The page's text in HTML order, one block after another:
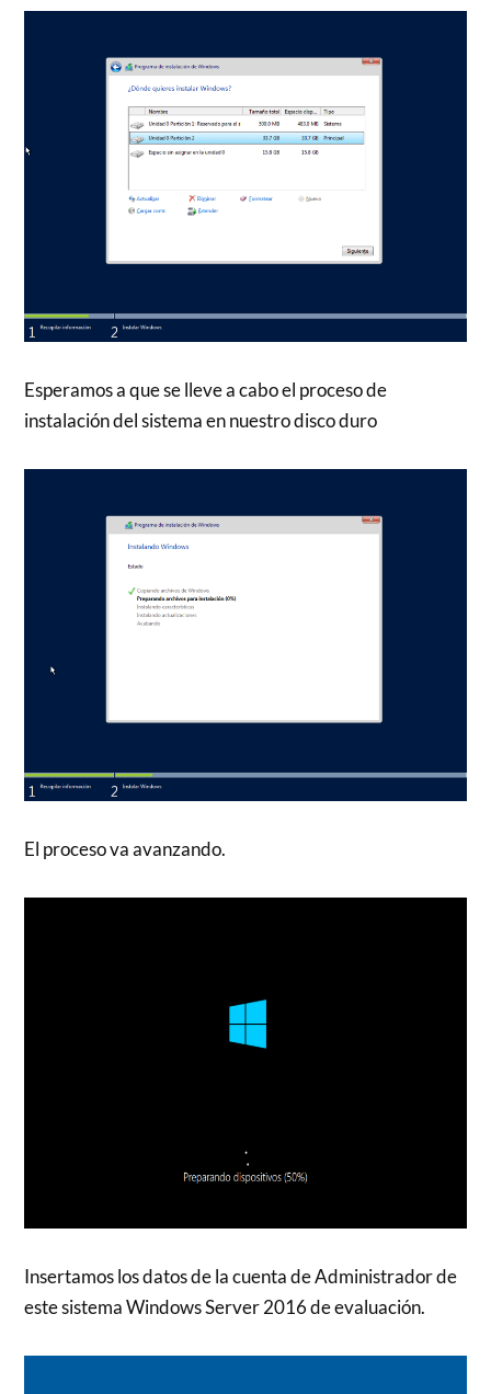
Esperamos a que se lleve a cabo el proceso de
instalación del sistema en nuestro disco duro
El proceso va avanzando.
Insertamos los datos de la cuenta de Administrador de
este sistema Windows Server 2016 de evaluación.